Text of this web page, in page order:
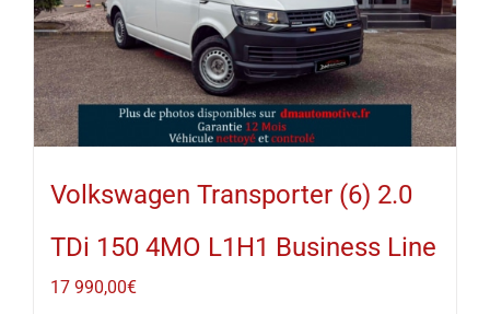
Volkswagen Transporter (6) 2.0
TDi 150 4MO L1H1 Business Line
17 990,00€